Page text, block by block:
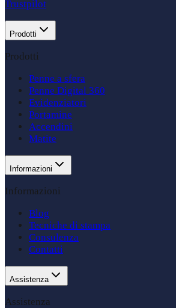
Trustpilot
Prodotti
Prodotti
Penne a sfera
Penne Digital 360
Evidenziatori
Portamine
Accendini
Matite
Informazioni
Informazioni
Blog
Tecniche di stampa
Consulenza
Contatti
Assistenza
Assistenza